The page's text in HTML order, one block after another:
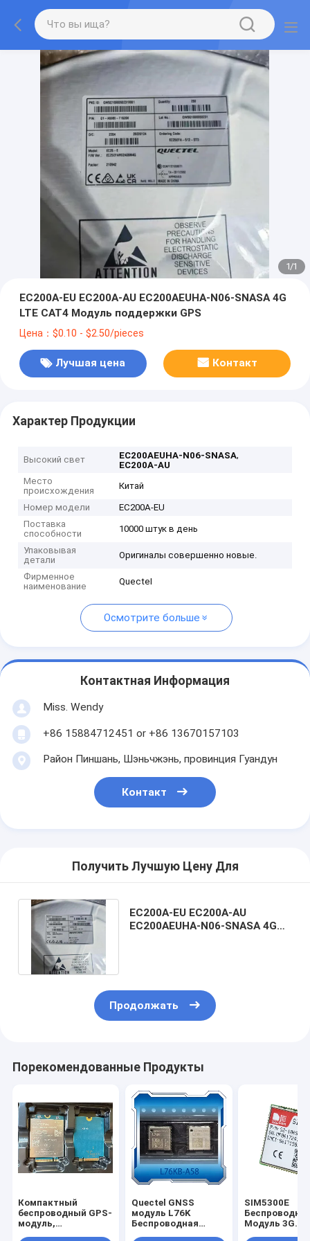
1/1
EC200A-EU EC200A-AU EC200AEUHA-N06-SNASA 4G
LTE CAT4 Модуль поддержки GPS
Цена：$0.10 - $2.50/pieces
Лучшая цена Контакт
Характер Продукции
Высокий свет EC200AEUHA-N06-SNASA,
EC200A-AU
Место
происхождения
Китай
Номер модели
EC200A-EU
Поставка
способности
10000 штук в день
Упаковывая
детали
Оригиналы совершенно новые.
Фирменное
наименование
QuecteI
Осмотрите больше
Контактная Информация
Miss. Wendy
+86 15884712451 or +86 13670157103
Район Пиншань, Шэньчжэнь, провинция Гуандун
Контакт
Получить Лучшую Цену Для
EC200A-EU EC200A-AU
EC200AEUHA-N06-SNASA 4G
Продолжать
Порекомендованные Продукты
Компактный
беспроводный GPS-
модуль,
Quectel GNSS
модуль L76K
Беспроводная
SIM5300E
Модуль 3G